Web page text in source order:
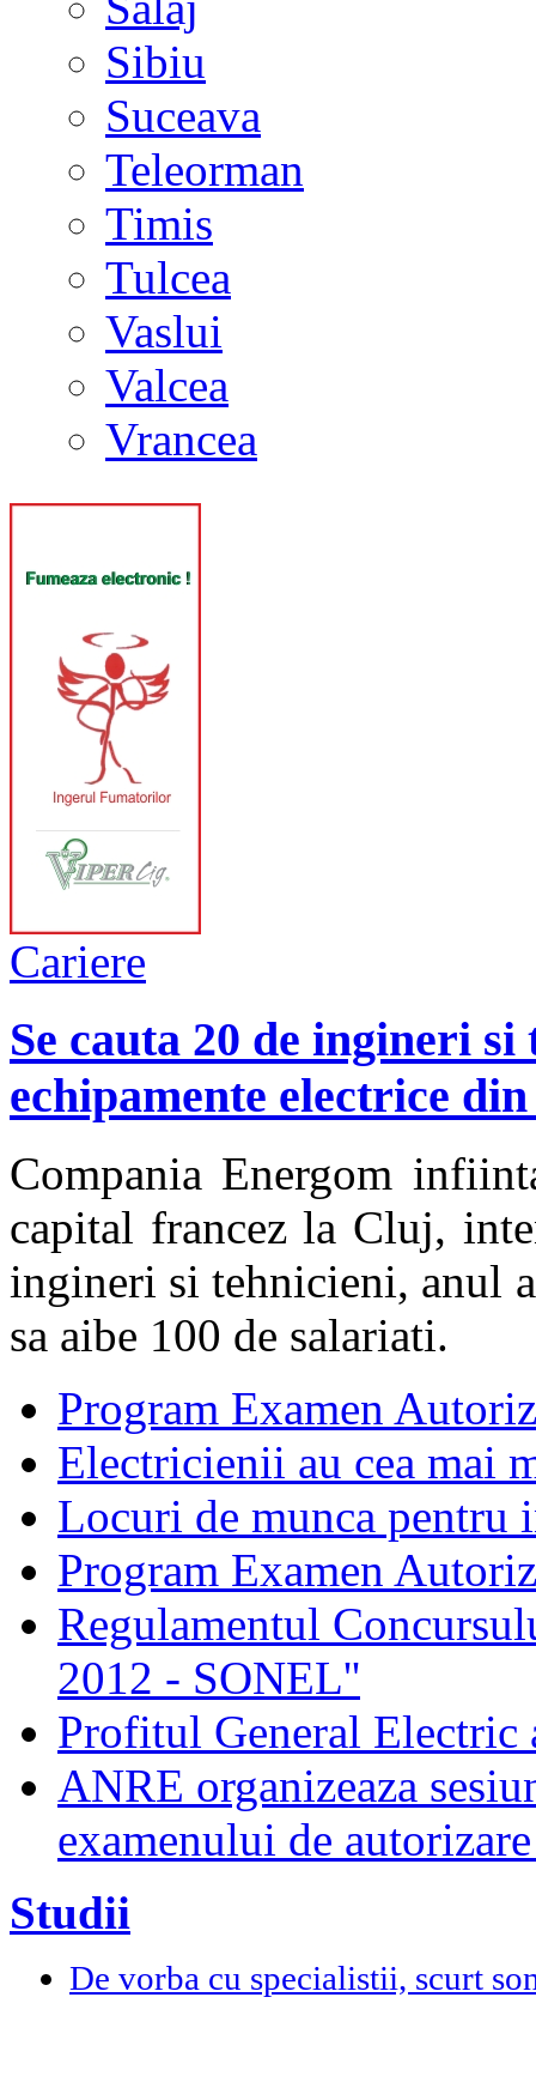
Sibiu
Suceava
Teleorman
Timis
Tulcea
Vaslui
Valcea
Vrancea
Cariere
Se cauta 20 de ingineri
echipamente electrice
Compania Energom
capital francez la Cluj,
ingineri si tehnicieni, anul
sa aibe 100 de salariati.
Program Examen
Electricienii au cea mai
Locuri de munca pentru
Program Examen
Regulamentul
2012 - SONEL''
Profitul General Electric
ANRE organizeaza
examenului de
Studii
De vorba cu specialistii, scurt